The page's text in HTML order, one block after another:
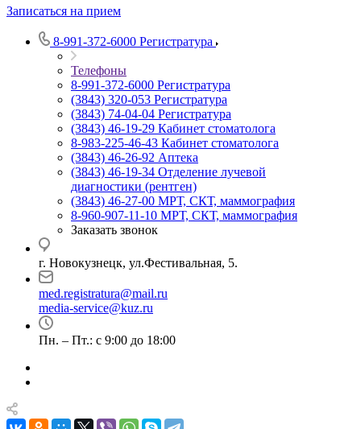
Записаться на прием
8-991-372-6000 Регистратура
Телефоны
8-991-372-6000 Регистратура
(3843) 320-053 Регистратура
(3843) 74-04-04 Регистратура
(3843) 46-19-29 Кабинет стоматолога
8-983-225-46-43 Кабинет стоматолога
(3843) 46-26-92 Аптека
(3843) 46-19-34 Отделение лучевой
диагностики (рентген)
(3843) 46-27-00 МРТ, СКТ, маммография
8-960-907-11-10 МРТ, СКТ, маммография
Заказать звонок
г. Новокузнецк, ул.Фестивальная, 5.
med.registratura@mail.ru
media-service@kuz.ru
Пн. – Пт.: с 9:00 до 18:00